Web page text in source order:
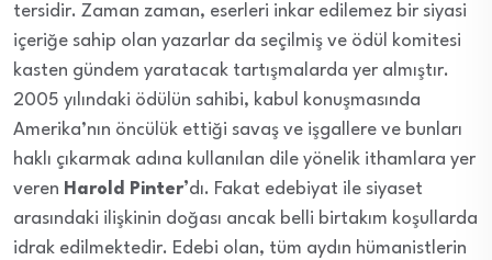
tersidir. Zaman zaman, eserleri inkar edilemez bir siyasi
içeriğe sahip olan yazarlar da seçilmiş ve ödül komitesi
kasten gündem yaratacak tartışmalarda yer almıştır.
2005 yılındaki ödülün sahibi, kabul konuşmasında
Amerika’nın öncülük ettiği savaş ve işgallere ve bunları
haklı çıkarmak adına kullanılan dile yönelik ithamlara yer
veren Harold Pinter’dı. Fakat edebiyat ile siyaset
arasındaki ilişkinin doğası ancak belli birtakım koşullarda
idrak edilmektedir. Edebi olan, tüm aydın hümanistlerin